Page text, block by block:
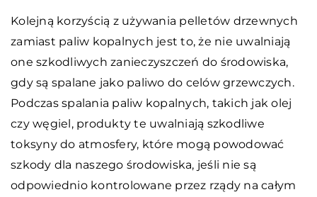
Kolejną korzyścią z używania pelletów drzewnych
zamiast paliw kopalnych jest to, że nie uwalniają
one szkodliwych zanieczyszczeń do środowiska,
gdy są spalane jako paliwo do celów grzewczych.
Podczas spalania paliw kopalnych, takich jak olej
czy węgiel, produkty te uwalniają szkodliwe
toksyny do atmosfery, które mogą powodować
szkody dla naszego środowiska, jeśli nie są
odpowiednio kontrolowane przez rządy na całym